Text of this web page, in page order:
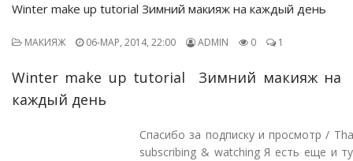
Winter make up tutorial Зимний макияж на каждый день
МАКИЯЖ 06-МАР, 2014, 22:00 ADMIN 0 1
Winter make up tutorial Зимний макияж на
каждый день
Спасибо за подписку и просмотр /
subscribing & watching Я есть еще и